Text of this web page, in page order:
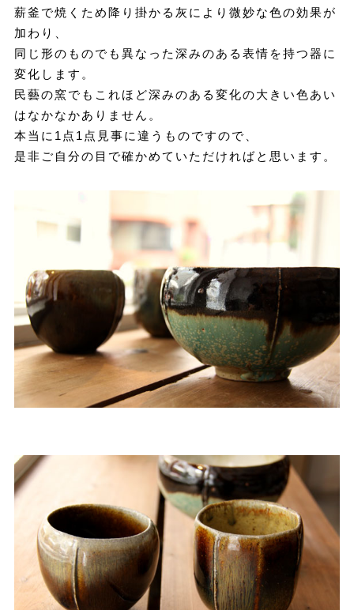
薪釜で焼くため降り掛かる灰により微妙な色の効果が
加わり、
同じ形のものでも異なった深みのある表情を持つ器に
変化します。
民藝の窯でもこれほど深みのある変化の大きい色あい
はなかなかありません。
本当に1点1点見事に違うものですので、
是非ご自分の目で確かめていただければと思います。